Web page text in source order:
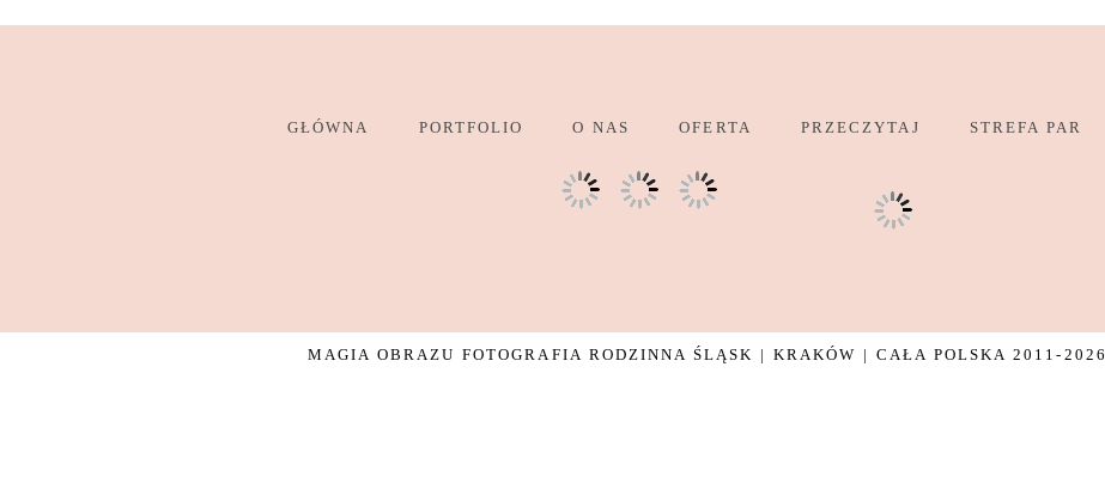
GŁÓWNA PORTFOLIO O NAS OFERTA PRZECZYTAJ STREFA PAR
MAGIA OBRAZU FOTOGRAFIA RODZINNA ŚLĄSK | KRAKÓW | CAŁA POLSKA 2011-2026